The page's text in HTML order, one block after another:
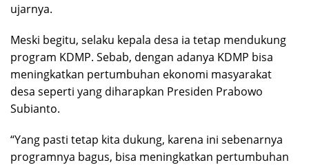
ujarnya.
Meski begitu, selaku kepala desa ia tetap mendukung
program KDMP. Sebab, dengan adanya KDMP bisa
meningkatkan pertumbuhan ekonomi masyarakat
desa seperti yang diharapkan Presiden Prabowo
Subianto.
“Yang pasti tetap kita dukung, karena ini sebenarnya
programnya bagus, bisa meningkatkan pertumbuhan